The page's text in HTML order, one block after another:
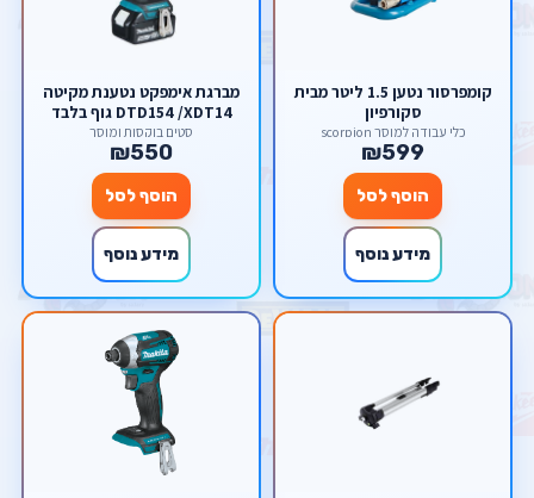
קומפרסור נטען 1.5 ליטר מבית
סקורפיון
כלי עבודה למוסך scorpion
₪599
הוסף לסל
מידע נוסף
מברגת אימפקט נטענת מקיטה
DTD154 /XDT14 גוף בלבד
סטים בוקסות ומוסך
₪550
הוסף לסל
מידע נוסף